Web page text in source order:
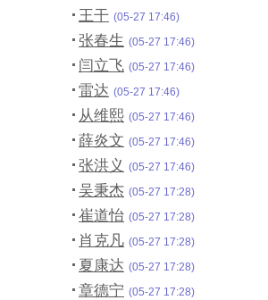
王干 (05-27 17:46)
张春生 (05-27 17:46)
闫立飞 (05-27 17:46)
雷达 (05-27 17:46)
从维熙 (05-27 17:46)
薛炎文 (05-27 17:46)
张洪义 (05-27 17:46)
吴秉杰 (05-27 17:28)
崔道怡 (05-27 17:28)
肖克凡 (05-27 17:28)
夏康达 (05-27 17:28)
章德宁 (05-27 17:28)